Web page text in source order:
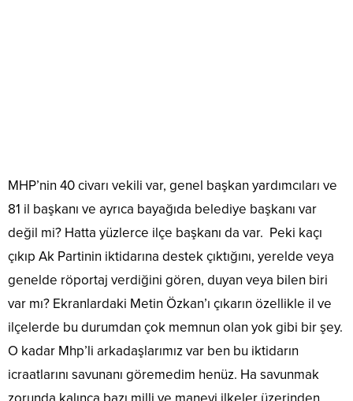
MHP’nin 40 civarı vekili var, genel başkan yardımcıları ve
81 il başkanı ve ayrıca bayağıda belediye başkanı var
değil mi? Hatta yüzlerce ilçe başkanı da var. Peki kaçı
çıkıp Ak Partinin iktidarına destek çıktığını, yerelde veya
genelde röportaj verdiğini gören, duyan veya bilen biri
var mı? Ekranlardaki Metin Özkan’ı çıkarın özellikle il ve
ilçelerde bu durumdan çok memnun olan yok gibi bir şey.
O kadar Mhp’li arkadaşlarımız var ben bu iktidarın
icraatlarını savunanı göremedim henüz. Ha savunmak